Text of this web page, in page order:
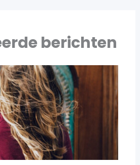
berichten